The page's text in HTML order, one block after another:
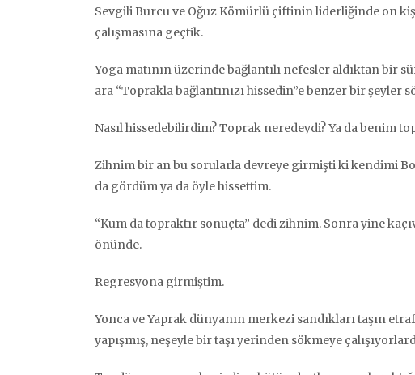
Sevgili Burcu ve Oğuz Kömürlü çiftinin liderliğinde on
çalışmasına geçtik.
Yoga matının üzerinde bağlantılı nefesler aldıktan bir
ara “Toprakla bağlantınızı hissedin”e benzer bir şeyler
Nasıl hissedebilirdim? Toprak neredeydi? Ya da benim
Zihnim bir an bu sorularla devreye girmişti ki kendimi
da gördüm ya da öyle hissettim.
“Kum da topraktır sonuçta” dedi zihnim. Sonra yine
önünde.
Regresyona girmiştim.
Yonca ve Yaprak dünyanın merkezi sandıkları taşın
yapışmış, neşeyle bir taşı yerinden sökmeye